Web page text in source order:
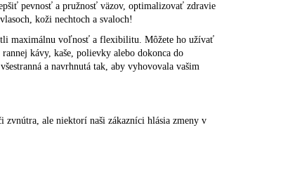
pevnosť a pružnosť väzov, optimalizovať zdravie
koži nechtoch a svaloch!
maximálnu voľnosť a flexibilitu. Môžete ho užívať
kávy, kaše, polievky alebo dokonca do
a navrhnutá tak, aby vyhovovala vašim
zvnútra, ale niektorí naši zákazníci hlásia zmeny v